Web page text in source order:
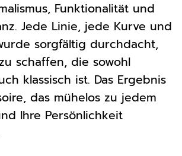
Funktionalität und
Jede Linie, jede Kurve und
sorgfältig durchdacht,
schaffen, die sowohl
klassisch ist. Das Ergebnis
das mühelos zu jedem
Ihre Persönlichkeit